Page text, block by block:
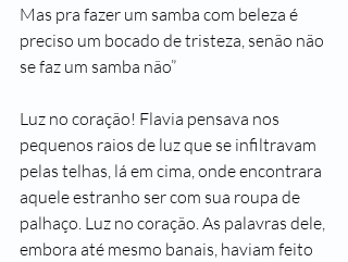
Mas pra fazer um samba com beleza é
preciso um bocado de tristeza, senão não
se faz um samba não”
Luz no coração! Flavia pensava nos
pequenos raios de luz que se infiltravam
pelas telhas, lá em cima, onde encontrara
aquele estranho ser com sua roupa de
palhaço. Luz no coração. As palavras dele,
embora até mesmo banais, haviam feito